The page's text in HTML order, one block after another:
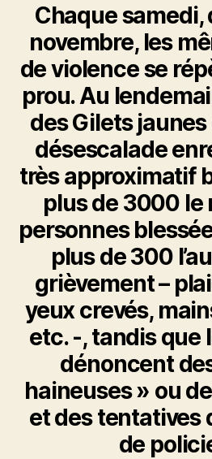
Chaque samedi,
novembre, les
de violence se
prou. Au
des Gilets
désescalade
très approximatif
plus de 3000 le
personnes
plus de 300
grièvement –
yeux crevés,
etc. -, tandis que
dénoncent
haineuses » ou
et des tentatives
de